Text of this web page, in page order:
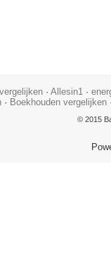
· Allesin1 ·
· Boekhouden vergelijken
© 2015